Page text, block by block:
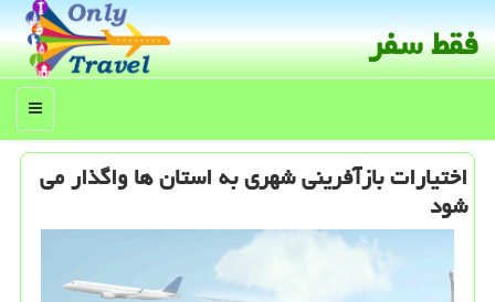
فقط سفر
منو
اختیارات بازآفرینی شهری به استان ها واگذار می
شود